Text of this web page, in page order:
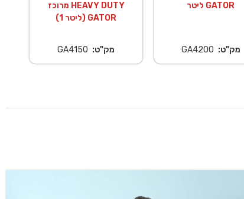
ליטר GATOR
מק"ט: GA4200
מרוכז HEAVY DUTY
(1 ליטר) GATOR
מק"ט: GA4150